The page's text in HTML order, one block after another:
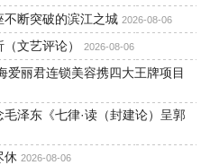
断突破的滨江之城 2026-08-06
文艺评论） 2026-08-06
爱丽君连锁美容携四大王牌项目
泽东《七律·读（封建论）呈郭
休 2026-08-06